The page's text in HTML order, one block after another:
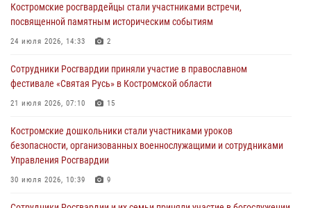
В Росгвардии по Костромской области проходят мероприятия,
посвященные 108-й годовщине со дня рождения генерала армии
Ивана Кирилловича Яковлева
Состоялась рабочая встреча директора Росгвардии Героя России
генерала армии Виктора Золотова с заместителем полномочного
Кавказском федеральном округе Виталием Кузнецовым
31 июля 2026, 07:08 4
Росгвардейцы знакомят костромичей со службой в ведомстве
Костромские росгвардейцы стали участниками встречи,
посвященной памятным историческим событиям
24 июля 2026, 14:33 2
Сотрудники Росгвардии приняли участие в православном
фестивале «Святая Русь» в Костромской области
21 июля 2026, 07:10 15
Костромские дошкольники стали участниками уроков
безопасности, организованных военнослужащими и сотрудниками
Управления Росгвардии
30 июля 2026, 10:39 9